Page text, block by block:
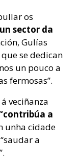
os
sector da
Gulías
que se dedican
un pouco a
fermosas”.
veciñanza
a
unha cidade
a